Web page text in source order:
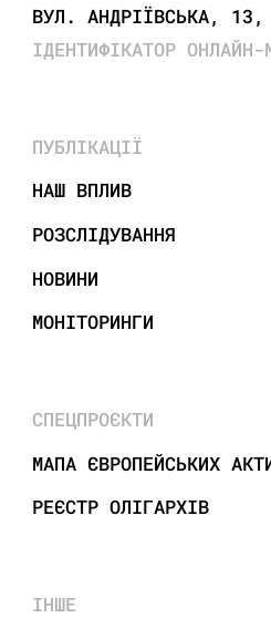
ВУЛ. АНДРІЇВСЬКА,
ІДЕНТИФІКАТОР
ПУБЛІКАЦІЇ
НАШ ВПЛИВ
РОЗСЛІДУВАННЯ
НОВИНИ
МОНІТОРИНГИ
СПЕЦПРОЄКТИ
МАПА ЄВРОПЕЙСЬКИХ
РЕЄСТР ОЛІГАРХІВ
ІНШЕ